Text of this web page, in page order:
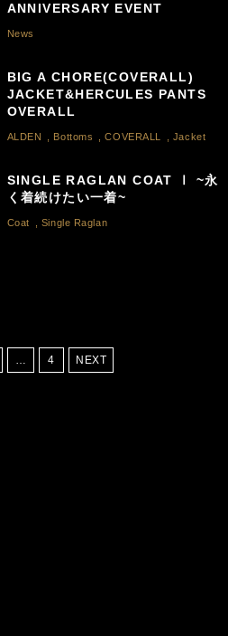
ANNIVERSARY EVENT
News
BIG A CHORE(COVERALL)
JACKET&HERCULES PANTS
OVERALL
ALDEN , Bottoms ,COVERALL , Jacket
SINGLE RAGLAN COAT Ⅰ ~永
く着続けたい一着~
Coat , Single Raglan
… 4 NEXT